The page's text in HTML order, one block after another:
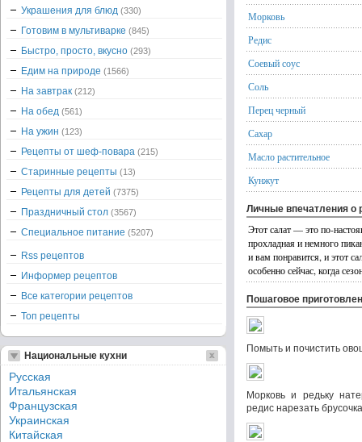
Морковь
Редис
Соевый соус
Соль
Перец черный
Сахар
Масло растительное
Кунжут
Личные впечатления о
Этот салат — это по-
прохладная и немного
и вам понравится, и этот
особенно сейчас, когда
Пошаговое
Помыть и почистить
Морковь и редьку
редис нарезать
Украшения для блюд (330)
Готовим в мультиварке (845)
Быстро, просто, вкусно (293)
Едим на природе (1566)
На завтрак (212)
На обед (561)
На ужин (123)
Рецепты от шеф-повара (215)
Старинные рецепты (13)
Рецепты для детей (7375)
Праздничный стол (3567)
Специальное питание (5207)
Rss рецептов
Информер рецептов
Все категории рецептов
Топ рецепты
Национальные кухни
Русская
Итальянская
Французская
Украинская
Китайская